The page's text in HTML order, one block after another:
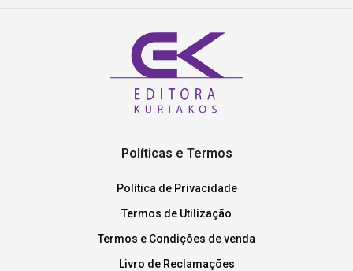
Políticas e Termos
Política de Privacidade
Termos de Utilização
Termos e Condições de venda
Livro de Reclamações